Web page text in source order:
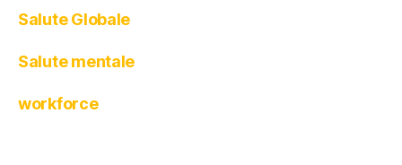
Salute Globale
Salute mentale
workforce